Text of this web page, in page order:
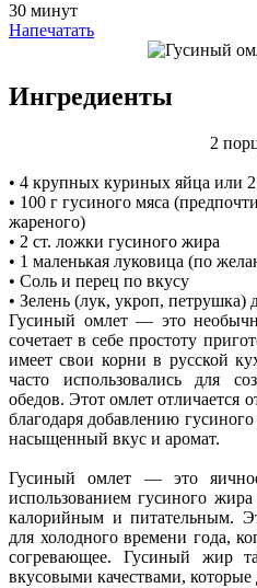
30 минут
Напечатать
Ингредиенты
2
• 4 крупных куриных яйца или
• 100 г гусиного мяса
жареного)
• 2 ст. ложки гусиного жира
• 1 маленькая луковица (по
• Соль и перец по вкусу
• Зелень (лук, укроп, петрушка)
Гусиный омлет — это
сочетает в себе простоту
имеет свои корни в русской
часто использовались для
обедов. Этот омлет
благодаря добавлению
насыщенный вкус и аромат.
Гусиный омлет — это
использованием гусиного
калорийным и питательным.
для холодного времени года,
согревающее. Гусиный жир
вкусовыми качествами,